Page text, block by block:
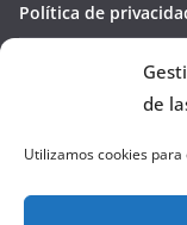
de
Utilizamos cookies
Política de
Política de cookies